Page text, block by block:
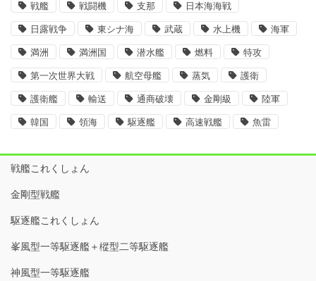
戦艦 戦闘機 支那 日本海海戦
日露戦争 東シナ海 武蔵 水上機 海軍
満洲 満洲国 潜水艦 燃料 特攻
第一次世界大戦 航空母艦 蒸気 護衛
護衛艦 輸送 通商破壊 金剛級 陸軍
韓国 領海 駆逐艦 高速戦艦 魚雷
戦艦これくしょん
金剛型戦艦
駆逐艦これくしょん
峯風型一等駆逐艦＋樅型二等駆逐艦
神風型一等駆逐艦